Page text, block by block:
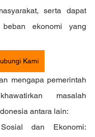
serta dapat
beban ekonomi yang
Kami
mengapa pemerintah
masalah
antara lain:
dan Ekonomi: